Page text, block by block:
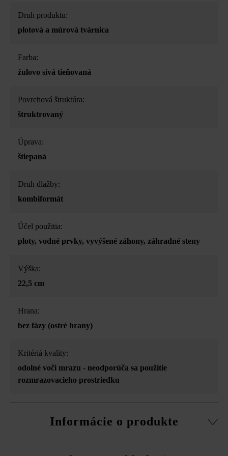
Druh produktu:
plotová a múrová tvárnica
Farba:
žulovo sivá tieňovaná
Povrchová štruktúra:
štruktrovaný
Úprava:
štiepaná
Druh dlažby:
kombiformát
Účel použitia:
ploty, vodné prvky, vyvýšené záhony, záhradné steny
Výška:
22,5 cm
Hrana:
bez fázy (ostré hrany)
Kritériá kvality:
odolné voči mrazu - neodporúča sa použitie
rozmrazovacieho prostriedku
Informácie o produkte